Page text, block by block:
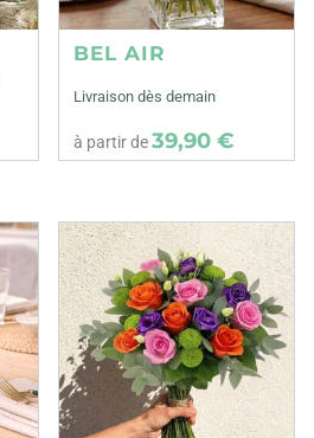
BEL AIR
Livraison dès demain
à partir de39,90 €